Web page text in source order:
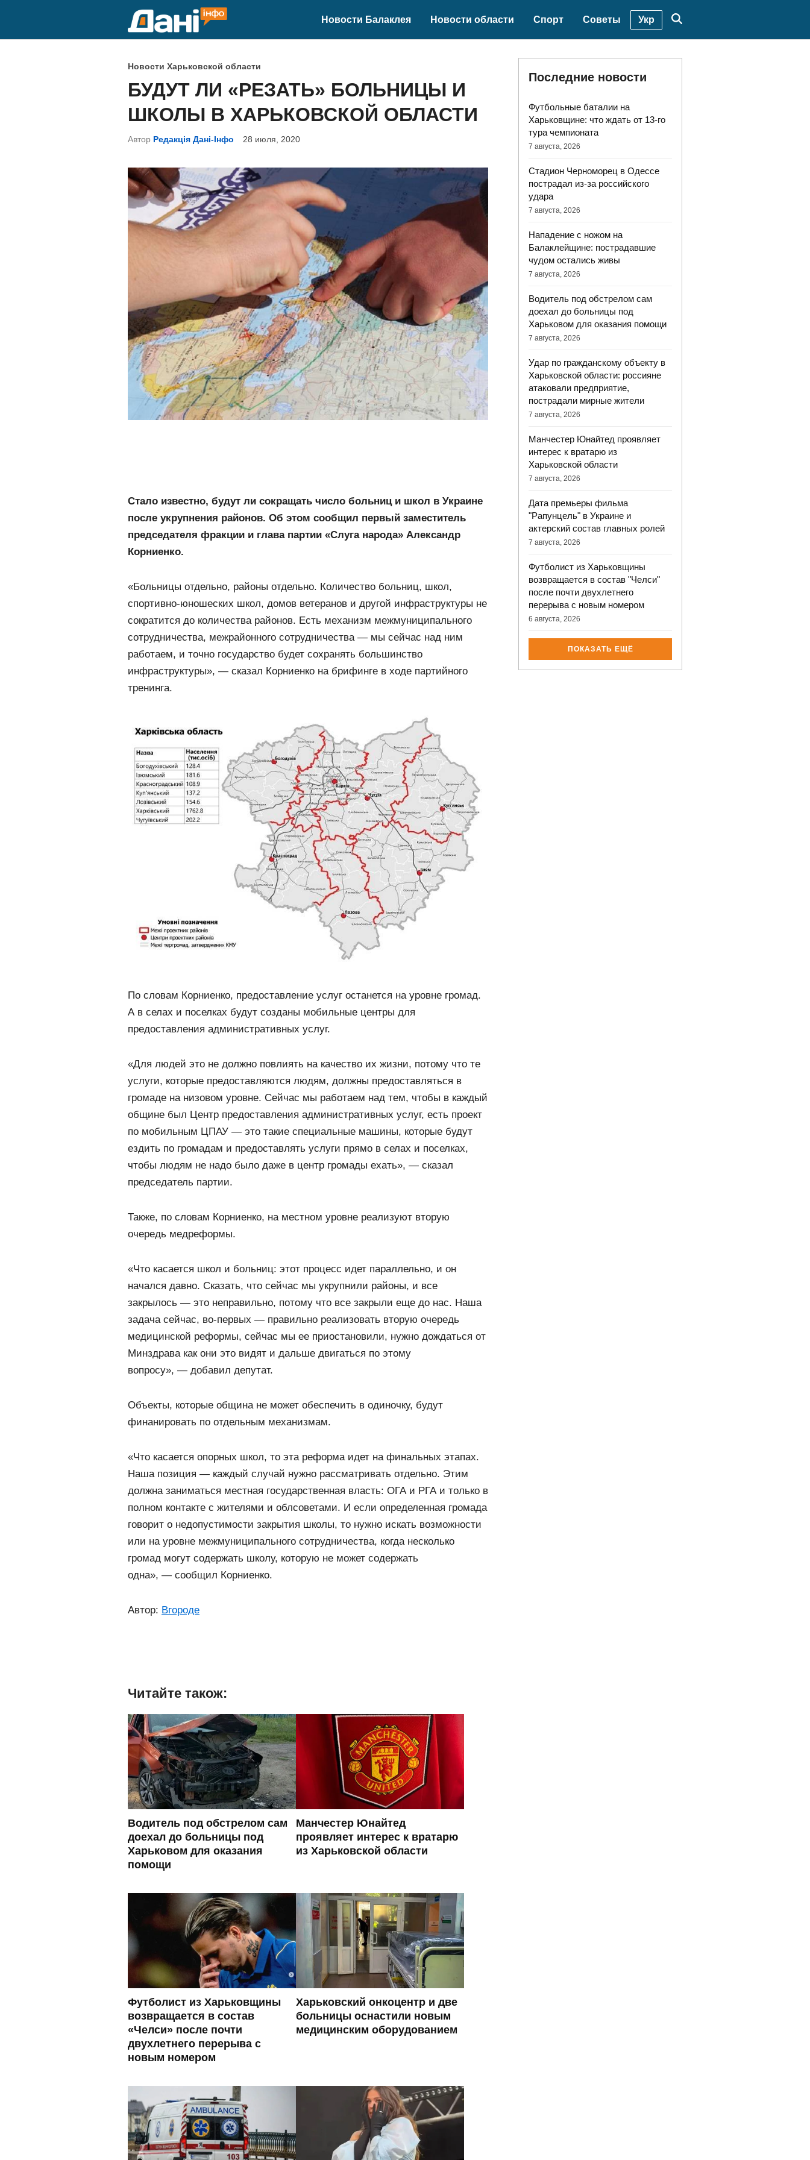
Новости Балаклея Новости области Спорт Советы Укр
О
п
у
б
к
о
в
а
н
Новости Харьковской области
БУДУТ ЛИ «РЕЗАТЬ» БОЛЬНИЦЫ И
ШКОЛЫ В ХАРЬКОВСКОЙ ОБЛАСТИ
Автор Редакція Дані-Інфо 28 июля, 2020
Стало известно, будут ли сокращать число больниц и школ в Украине
после укрупнения районов. Об этом сообщил первый заместитель
председателя фракции и глава партии «Слуга народа» Александр
Корниенко.
«Больницы отдельно, районы отдельно. Количество больниц, школ,
спортивно-юношеских школ, домов ветеранов и другой инфраструктуры не
сократится до количества районов. Есть механизм межмуниципального
сотрудничества, межрайонного сотрудничества — мы сейчас над ним
работаем, и точно государство будет сохранять большинство
инфраструктуры», — сказал Корниенко на брифинге в ходе партийного
тренинга.
По словам Корниенко, предоставление услуг останется на уровне громад.
А в селах и поселках будут созданы мобильные центры для
предоставления административных услуг.
«Для людей это не должно повлиять на качество их жизни, потому что те
услуги, которые предоставляются людям, должны предоставляться в
громаде на низовом уровне. Сейчас мы работаем над тем, чтобы в каждый
общине был Центр предоставления административных услуг, есть проект
по мобильным ЦПАУ — это такие специальные машины, которые будут
ездить по громадам и предоставлять услуги прямо в селах и поселках,
чтобы людям не надо было даже в центр громады ехать», — сказал
председатель партии.
Также, по словам Корниенко, на местном уровне реализуют вторую
очередь медреформы.
«Что касается школ и больниц: этот процесс идет параллельно, и он
начался давно. Сказать, что сейчас мы укрупнили районы, и все
закрылось — это неправильно, потому что все закрыли еще до нас. Наша
задача сейчас, во-первых — правильно реализовать вторую очередь
медицинской реформы, сейчас мы ее приостановили, нужно дождаться от
Минздрава как они это видят и дальше двигаться по этому
вопросу», — добавил депутат.
Объекты, которые община не может обеспечить в одиночку, будут
финанировать по отдельным механизмам.
«Что касается опорных школ, то эта реформа идет на финальных этапах.
Наша позиция — каждый случай нужно рассматривать отдельно. Этим
должна заниматься местная государственная власть: ОГА и РГА и только в
полном контакте с жителями и облсоветами. И если определенная громада
говорит о недопустимости закрытия школы, то нужно искать возможности
или на уровне межмуниципального сотрудничества, когда несколько
громад могут содержать школу, которую не может содержать
одна», — сообщил Корниенко.
Автор: Вгороде
Читайте також:
Водитель под обстрелом сам
доехал до больницы под
Харьковом для оказания
помощи
Манчестер Юнайтед
проявляет интерес к вратарю
из Харьковской области
Футболист из Харьковщины
возвращается в состав
«Челси» после почти
двухлетнего перерыва с
новым номером
Харьковский онкоцентр и две
больницы оснастили новым
медицинским оборудованием
Последние новости
Футбольные баталии на
Харьковщине: что ждать от 13-го
тура чемпионата
7 августа, 2026
Стадион Черноморец в Одессе
пострадал из-за российского
удара
7 августа, 2026
Нападение с ножом на
Балаклейщине: пострадавшие
чудом остались живы
7 августа, 2026
Водитель под обстрелом сам
доехал до больницы под
Харьковом для оказания помощи
7 августа, 2026
Удар по гражданскому объекту в
Харьковской области: россияне
атаковали предприятие,
пострадали мирные жители
7 августа, 2026
Манчестер Юнайтед проявляет
интерес к вратарю из
Харьковской области
7 августа, 2026
Дата премьеры фильма
"Рапунцель" в Украине и
актерский состав главных ролей
7 августа, 2026
Футболист из Харьковщины
возвращается в состав "Челси"
после почти двухлетнего
перерыва с новым номером
6 августа, 2026
ПОКАЗАТЬ ЕЩЁ